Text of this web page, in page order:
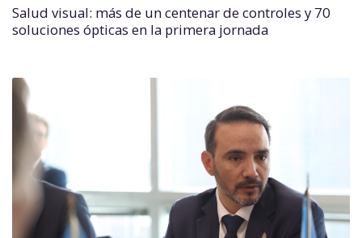
Salud visual: más de un centenar de controles y 70
soluciones ópticas en la primera jornada